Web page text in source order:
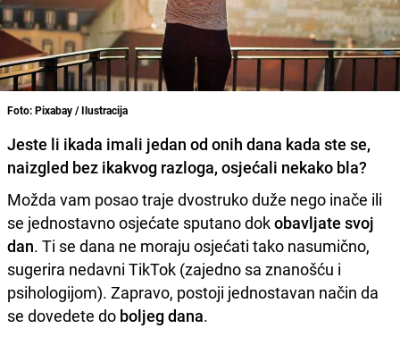
Foto: Pixabay / Ilustracija
Jeste li ikada imali jedan od onih dana kada ste se,
naizgled bez ikakvog razloga, osjećali nekako bla?
Možda vam posao traje dvostruko duže nego inače ili
se jednostavno osjećate sputano dokobavljate svoj
dan. Ti se dana ne moraju osjećati tako nasumično,
sugerira nedavni TikTok (zajedno sa znanošću i
psihologijom). Zapravo, postoji jednostavan način da
se dovedete do boljeg dana.